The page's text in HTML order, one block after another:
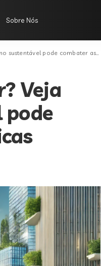
Sobre Nós
pode combater as mudanças climáticas
Veja